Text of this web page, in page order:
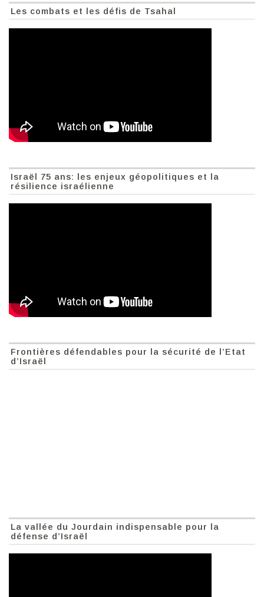
Les combats et les défis de Tsahal
Israël 75 ans: les enjeux géopolitiques et la
résilience israélienne
Frontières défendables pour la sécurité de l’Etat
d’Israël
La vallée du Jourdain indispensable pour la
défense d’Israël